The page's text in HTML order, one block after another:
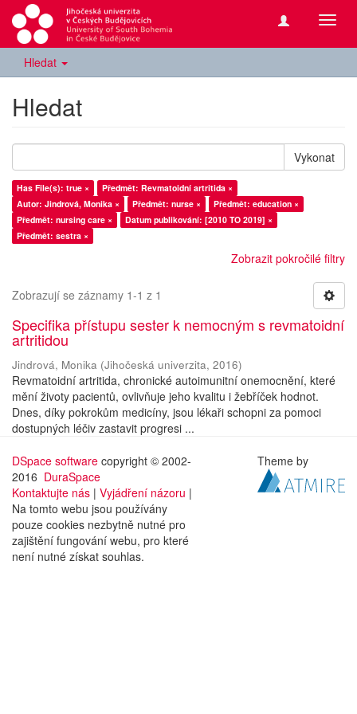
Hledat
Hledat
Vykonat
Has File(s): true ×
Předmět: Revmatoidní artritida ×
Autor: Jindrová, Monika ×
Předmět: nurse ×
Předmět: education ×
Předmět: nursing care ×
Datum publikování: [2010 TO 2019] ×
Předmět: sestra ×
Zobrazit pokročilé filtry
Zobrazují se záznamy 1-1 z 1
Specifika přístupu sester k nemocným s revmatoidní
artritidou
Jindrová, Monika (Jihočeská univerzita, 2016)
Revmatoidní artritida, chronické autoimunitní onemocnění, které
mění životy pacientů, ovlivňuje jeho kvalitu i žebříček hodnot.
Dnes, díky pokrokům medicíny, jsou lékaři schopni za pomoci
dostupných léčiv zastavit progresi ...
DSpace software copyright © 2002-
2016 DuraSpace
Kontaktujte nás | Vyjádření názoru |
Na tomto webu jsou používány
pouze cookies nezbytně nutné pro
zajištění fungování webu, pro které
není nutné získat souhlas.
Theme by